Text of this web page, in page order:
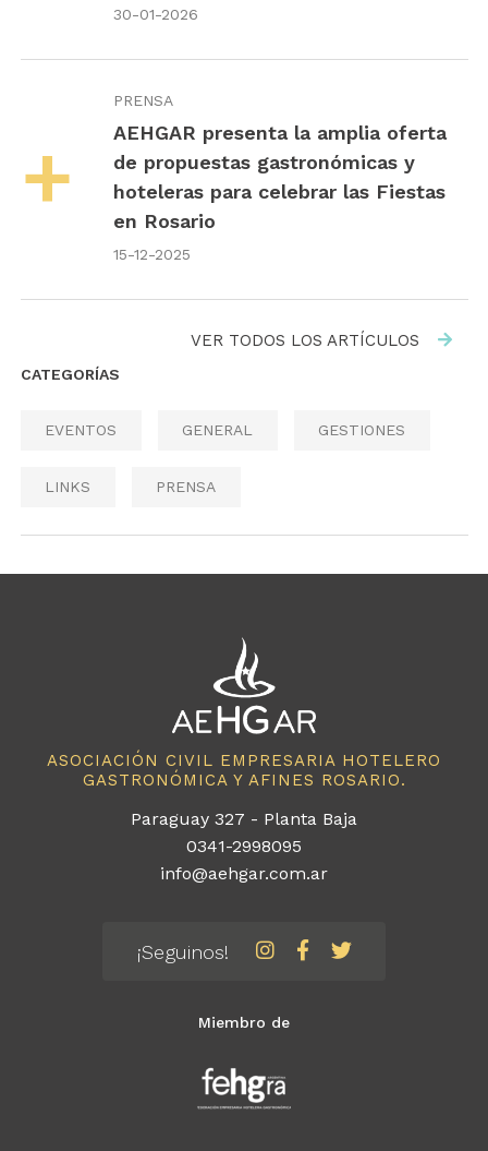
30-01-2026
PRENSA
AEHGAR presenta la amplia oferta
de propuestas gastronómicas y
hoteleras para celebrar las Fiestas
en Rosario
15-12-2025
VER TODOS LOS ARTÍCULOS
CATEGORÍAS
EVENTOS GENERAL GESTIONES
LINKS PRENSA
ASOCIACIÓN CIVIL EMPRESARIA HOTELERO
GASTRONÓMICA Y AFINES ROSARIO.
Paraguay 327 - Planta Baja
0341-2998095
info@aehgar.com.ar
¡Seguinos!
Miembro de